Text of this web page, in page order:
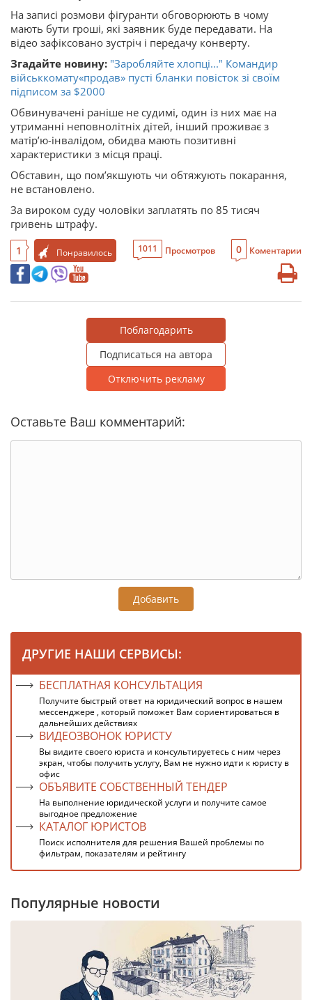
На записі розмови фігуранти обговорюють в чому
мають бути гроші, які заявник буде передавати. На
відео зафіксовано зустріч і передачу конверту.
Згадайте новину: "Заробляйте хлопці..." Командир
військкомату«продав» пусті бланки повісток зі своїм
підписом за $2000
Обвинувачені раніше не судимі, один із них має на
утриманні неповнолітніх дітей, інший проживає з
матірʼю-інвалідом, обидва мають позитивні
характеристики з місця праці.
Обставин, що помʼякшують чи обтяжують покарання,
не встановлено.
За вироком суду чоловіки заплатять по 85 тисяч
гривень штрафу.
1 Понравилось 1011 Просмотров 0 Коментарии
Поблагодарить
Подписаться на автора
Отключить рекламу
Оставьте Ваш комментарий:
Добавить
ДРУГИЕ НАШИ СЕРВИСЫ:
БЕСПЛАТНАЯ КОНСУЛЬТАЦИЯ
Получите быстрый ответ на юридический вопрос в нашем
мессенджере , который поможет Вам сориентироваться в
дальнейших действиях
ВИДЕОЗВОНОК ЮРИСТУ
Вы видите своего юриста и консультируетесь с ним через
экран, чтобы получить услугу, Вам не нужно идти к юристу в
офис
ОБЪЯВИТЕ СОБСТВЕННЫЙ ТЕНДЕР
На выполнение юридической услуги и получите самое
выгодное предложение
КАТАЛОГ ЮРИСТОВ
Поиск исполнителя для решения Вашей проблемы по
фильтрам, показателям и рейтингу
Популярные новости